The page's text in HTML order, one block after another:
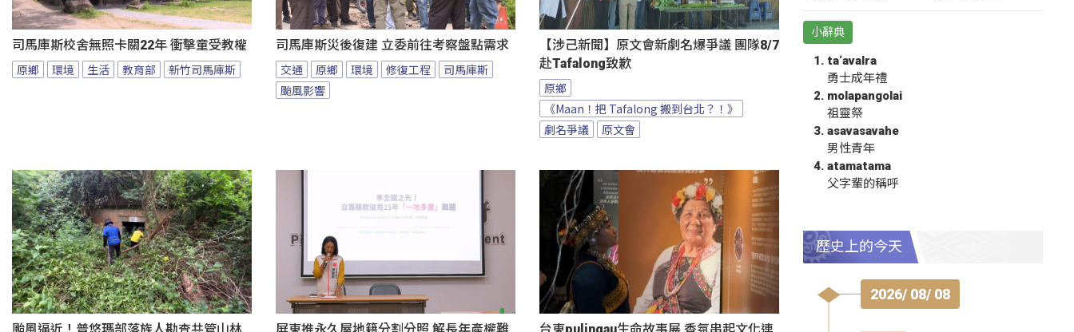
司馬庫斯校舍無照卡關22年 衝擊童受教權
原鄉 環境 生活 教育部 新竹司馬庫斯
司馬庫斯災後復建 立委前往考察盤點需求
交通 原鄉 環境 修復工程
司馬庫斯
颱風影響
【涉己新聞】原文會新劇名爆爭議 團隊8/7
赴Tafalong致歉
原鄉
《Maan！把 Tafalong 搬到台北？！》
劇名爭議
原文會
颱風逼近！普悠瑪部落族人勘查共管山林
屏東推永久屋地籍分割分照 解長年產權難
台東pulingau生命故事展 香氛串起文化連
小辭典
ta‘avalra
勇士成年禮
molapangolai
祖靈祭
asavasavahe
男性青年
atamatama
父字輩的稱呼
歷史上的今天
2026/ 08/ 08